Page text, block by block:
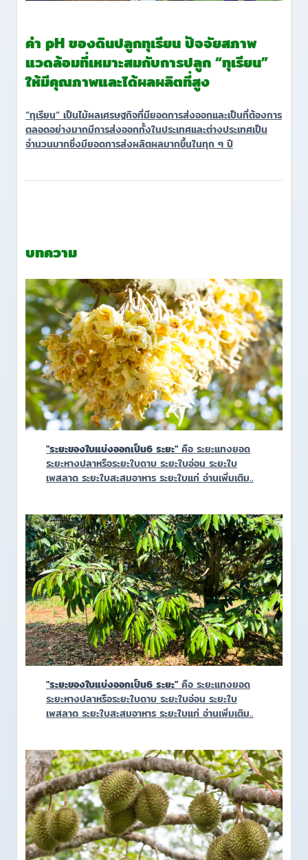
ค่า pH ของดินปลูกทุเรียน ปัจจัยสภาพ
แวดล้อมที่เหมาะสมกับการปลูก “ทุเรียน”
ให้มีคุณภาพและได้ผลผลิตที่สูง
“ทุเรียน” เป็นไม้ผลเศรษฐกิจที่มียอดการส่งออกและเป็นที่ต้องการ
ตลอดอย่างมากมีการส่งออกทั้งในประเทศและต่างประเทศเป็น
จำนวนมากซึ่งมียอดการส่งผลิตผลมากขึ้นในทุก ๆ ปี
บทความ
"ระยะของใบแบ่งออกเป็น6 ระยะ"คือ ระยะแทงยอด
ระยะหางปลาหรือระยะใบดาบ ระยะใบอ่อน ระยะใบ
เพสลาด ระยะใบสะสมอาหาร ระยะใบแก่ อ่านเพิ่มเติม..
"ระยะของใบแบ่งออกเป็น6 ระยะ"คือ ระยะแทงยอด
ระยะหางปลาหรือระยะใบดาบ ระยะใบอ่อน ระยะใบ
เพสลาด ระยะใบสะสมอาหาร ระยะใบแก่ อ่านเพิ่มเติม..